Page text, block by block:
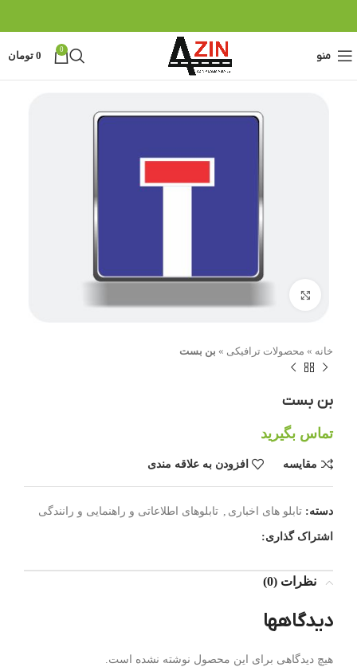
منو 0
0 تومان
خانه » محصولات ترافیکی » بن بست
بن بست
تماس بگیرید
مقایسه افزودن به علاقه مندی
دسته: تابلو های اخباری , تابلوهای اطلاعاتی و راهنمایی و رانندگی
اشتراک گذاری:
نظرات (0)
دیدگاهها
هیچ دیدگاهی برای این محصول نوشته نشده است.